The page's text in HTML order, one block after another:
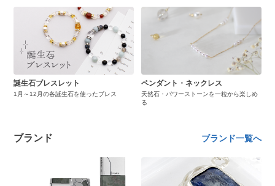
誕生石ブレスレット
1月～12月の各誕生石を使ったブレス
ペンダント・ネックレス
天然石・パワーストーンを一粒から楽しめ
る
ブランド ブランド一覧へ